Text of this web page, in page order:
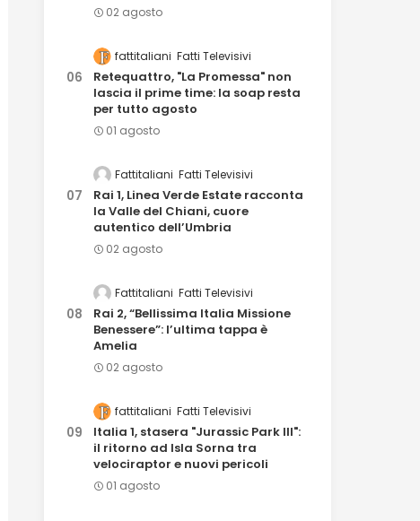
02 agosto
fattitaliani Fatti Televisivi
Retequattro, "La Promessa" non
lascia il prime time: la soap resta
per tutto agosto
01 agosto
Fattitaliani Fatti Televisivi
Rai 1, Linea Verde Estate racconta
la Valle del Chiani, cuore
autentico dell’Umbria
02 agosto
Fattitaliani Fatti Televisivi
Rai 2, “Bellissima Italia Missione
Benessere”: l’ultima tappa è
Amelia
02 agosto
fattitaliani Fatti Televisivi
Italia 1, stasera "Jurassic Park III":
il ritorno ad Isla Sorna tra
velociraptor e nuovi pericoli
01 agosto